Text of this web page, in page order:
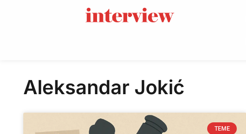
Aleksandar Jokić
TEME